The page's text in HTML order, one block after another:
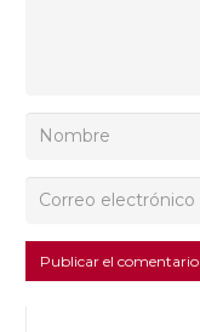
Publicar el comentario